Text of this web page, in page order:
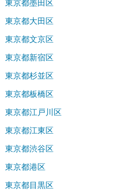
東京都墨田区
東京都大田区
東京都文京区
東京都新宿区
東京都杉並区
東京都板橋区
東京都江戸川区
東京都江東区
東京都渋谷区
東京都港区
東京都目黒区